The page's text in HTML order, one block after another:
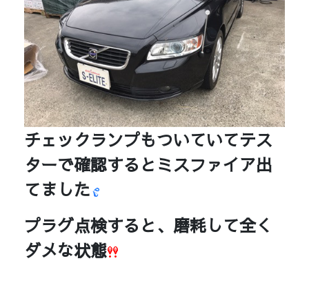
チェックランプもついていてテス
ターで確認するとミスファイア出
てました
プラグ点検すると、磨耗して全く
ダメな状態